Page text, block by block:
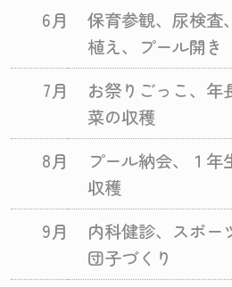
6月
保育参観、尿検査
植え、プール開き
7月
お祭りごっこ、年
菜の収穫
8月
プール納会、１年
収穫
9月
内科健診、スポー
団子づくり